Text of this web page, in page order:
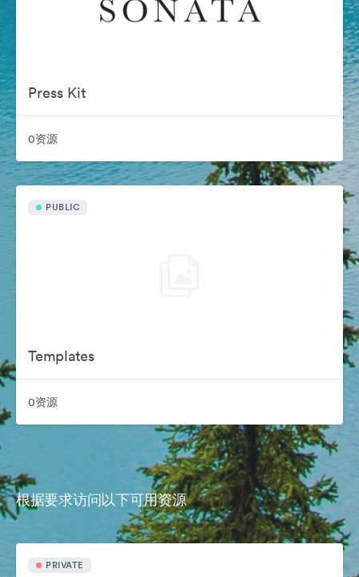
Press Kit
0资源
PUBLIC
Templates
0资源
根据要求访问以下可用资源
PRIVATE